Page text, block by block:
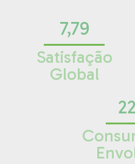
7,79
Satisfação
Global